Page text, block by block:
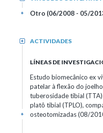
Otro (06/2008 - 05/
+
ACTIVIDADES
+
LÍNEAS DE
Estudo biomecânico ex
patelar à flexão do
tuberosidade tibial
platô tibial (TPLO),
osteotomizadas (08/
+